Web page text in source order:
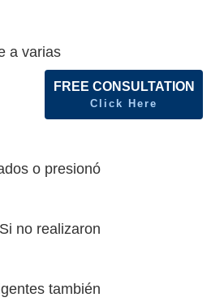
a varias
o presionó
no realizaron
también
FREE CONSULTATION
Click Here